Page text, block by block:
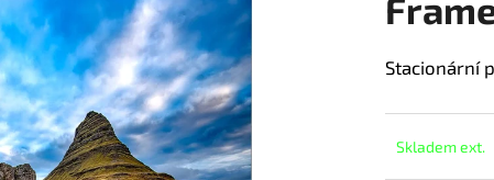
Stacionární
Skladem ext.